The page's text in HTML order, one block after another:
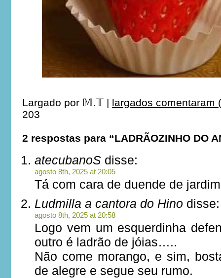
Largado por 𝕄.𝕋 | largados comentaram
203
2 respostas para “LADRÃOZINHO DO
atecubanoS disse:
agosto 8th, 2025 at 20:05
Tá com cara de duende de
Ludmilla a cantora do Hino disse:
agosto 8th, 2025 at 20:58
Logo vem um esquerdinha
outro é ladrão de jóias…..
Não come morango, e sim,
de alegre e segue seu rumo.